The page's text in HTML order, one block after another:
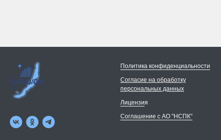
Политика конфиденциальности
Согласие на обработку
персональных данных
Лицензия
Соглашение с АО "НСПК"